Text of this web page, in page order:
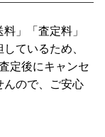
」「査定料」
ているため、
定後にキャンセ
んので、ご安心